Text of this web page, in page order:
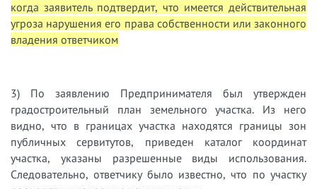
когда заявитель подтвердит, что имеется действительная
угроза нарушения его права собственности или законного
владения ответчиком
3) По заявлению Предпринимателя был утвержден
градостроительный план земельного участка. Из него
видно, что в границах участка находятся границы зон
публичных сервитутов, приведен каталог координат
участка, указаны разрешенные виды использования.
Следовательно, ответчику было известно, что по участку